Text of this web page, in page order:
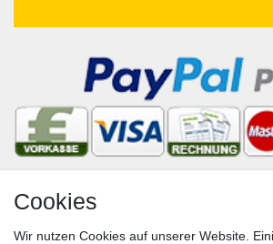
Newsletter
VORNAME NACHNAME
Cookies
Wir nutzen Cookies auf unserer Website.